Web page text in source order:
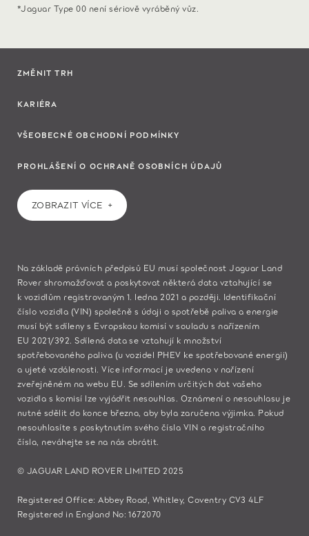
*Jaguar Type 00 není sériově vyráběný vůz.
ZMĚNIT TRH
KARIÉRA
VŠEOBECNÉ OBCHODNÍ PODMÍNKY
PROHLÁŠENÍ O OCHRANĚ OSOBNÍCH ÚDAJŮ
ZOBRAZIT VÍCE
Na základě právních předpisů EU musí společnost Jaguar Land
Rover shromažďovat a poskytovat některá data vztahující se
k vozidlům registrovaným 1. ledna 2021 a později. Identifikační
číslo vozidla (VIN) společně s údaji o spotřebě paliva a energie
musí být sdíleny s Evropskou komisí v souladu s nařízením
EU 2021/392. Sdílená data se vztahují k množství
spotřebovaného paliva (u vozidel PHEV ke spotřebované energii)
a ujeté vzdálenosti. Více informací je uvedeno v nařízení
zveřejněném nawebu EU . Se sdílením určitých dat vašeho
vozidla s komisí lze vyjádřit nesouhlas. Oznámení o nesouhlasu je
nutné sdělit do konce března, aby byla zaručena výjimka. Pokud
nesouhlasíte s poskytnutím svého čísla VIN a registračního
čísla, neváhejte se na nás obrátit.
© JAGUAR LAND ROVER LIMITED 2025
Registered Office: Abbey Road, Whitley, Coventry CV3 4LF
Registered in England No: 1672070